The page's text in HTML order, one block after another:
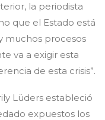
la periodista
que el Estado está
muchos procesos
va a exigir esta
de esta crisis”.
Lüders estableció
expuestos los